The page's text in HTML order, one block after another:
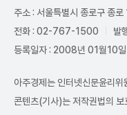
주소 : 서울특별시 종로구 종
전화 : 02-767-1500
발
등록일자 : 2008년 01월10일
아주경제는 인터넷신문윤리
콘텐츠(기사)는 저작권법의